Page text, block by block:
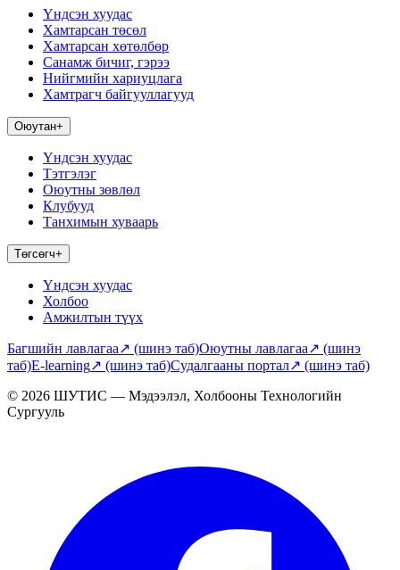
Үндсэн хуудас
Хамтарсан төсөл
Хамтарсан хөтөлбөр
Санамж бичиг, гэрээ
Нийгмийн хариуцлага
Хамтрагч байгууллагууд
Оюутан+
Үндсэн хуудас
Тэтгэлэг
Оюутны зөвлөл
Клубууд
Танхимын хуваарь
Төгсөгч+
Үндсэн хуудас
Холбоо
Амжилтын түүх
Багшийн лавлагаа↗ (шинэ таб)Оюутны лавлагаа↗ (шинэ
таб)E-learning↗ (шинэ таб)Судалгааны портал↗ (шинэ таб)
© 2026 ШУТИС — Мэдээлэл, Холбооны Технологийн
Сургууль